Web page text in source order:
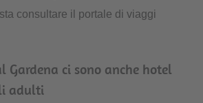
consultare il portale di viaggi
Gardena ci sono anche hotel
adulti